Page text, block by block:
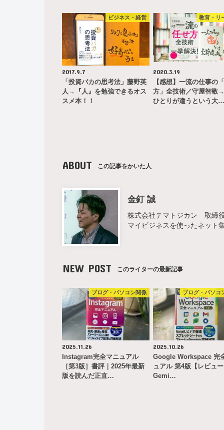
ビジネス・経営
2017.9.7
「投資バカの思考法」藤野英
人→『人』を勉強できるオス
スメ本！！
教育・リ
2020.3.19
【感想】一流の仕事の
方」全技術／守屋智敬
ひとりが違うという大…
ABOUT この記事をかいた人
金釘 誠
株式会社テマトジカン 取締
マイビジネスを使ったネット
NEW POST このライターの最新記事
ブログ・パソコン関係
2025.11.26
Instagram完全マニュアル
［第3版］書評｜2025年最新
版を読んだ正直…
ブログ・パソコ
2025.10.26
Google Workspace 完
ュアル 第4版【レビュ
Gemi…